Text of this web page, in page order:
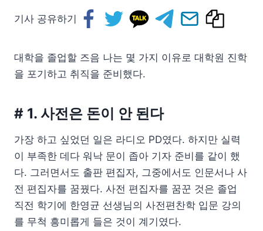
기사 공유하기
대학을 졸업할 즈음 나는 몇 가지 이유로 대학원 진학
을 포기하고 취직을 준비했다.
# 1. 사전은 돈이 안 된다
가장 하고 싶었던 일은 라디오 PD였다. 하지만 실력
이 부족한 데다 워낙 문이 좁아 기자 준비를 같이 했
다. 그러면서도 출판 편집자, 그중에서도 인문서나 사
전 편집자를 꿈꿨다. 사전 편집자를 꿈꾼 것은 졸업
직전 학기에 한영균 선생님의 사전편찬학 입문 강의
를 무척 흥미롭게 들은 것이 계기였다.